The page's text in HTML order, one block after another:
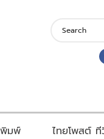
มพ์ ไทยโพสต์ ที